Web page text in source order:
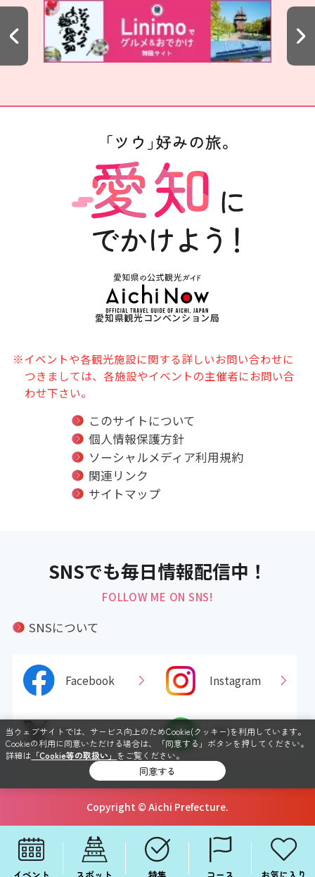
愛知県観光コンベンション局
※イベントや各観光施設に関する詳しいお問い合わせに
つきましては、各施設やイベントの主催者にお問い合
わせ下さい。
このサイトについて
個人情報保護方針
ソーシャルメディア利用規約
関連リンク
サイトマップ
SNSでも毎日情報配信中！
FOLLOW ME ON SNS!
SNSについて
Facebook Instagram
X LINE
Copyright © Aichi Prefecture.
イベント スポット 特集 コース お気に入り
当ウェブサイトでは、サービス向上のためCookie(クッキー)を利用しています。
Cookieの利用に同意いただける場合は、「同意する」ボタンを押してください。
詳細は 「Cookie等の取扱い」 をご覧ください。
同意する